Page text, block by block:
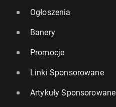
Ogłoszenia
Banery
Promocje
Linki Sponsorowane
Artykuły Sponsorowane